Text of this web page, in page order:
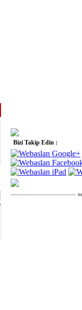
Bizi Takip Edin :